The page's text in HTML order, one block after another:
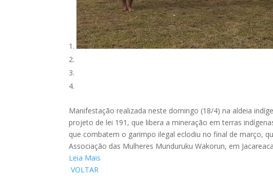
Manifestação realizada neste domingo (18/4) na aldeia
projeto de lei 191, que libera a mineração em terras
que combatem o garimpo ilegal eclodiu no final de março,
Associação das Mulheres Munduruku Wakorun, em
Leia Mais
VOLTAR